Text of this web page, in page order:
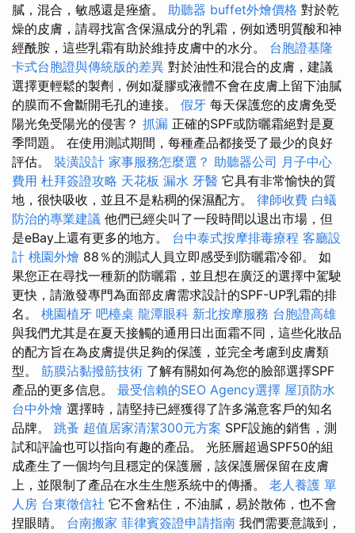
膩，混合，敏感還是痤瘡。 助聽器 buffet外燴價格 對於乾
燥的皮膚，請尋找富含保濕成分的乳霜，例如透明質酸和神
經酰胺，這些乳霜有助於維持皮膚中的水分。 台胞證基隆
卡式台胞證與傳統版的差異 對於油性和混合的皮膚，建議
選擇更輕鬆的製劑，例如凝膠或液體不會在皮膚上留下油膩
的膜而不會斷開毛孔的連接。 假牙 每天保護您的皮膚免受
陽光免受陽光的侵害？ 抓漏 正確的SPF或防曬霜絕對是夏
季問題。 在使用測試期間，每種產品都接受了最少的良好
評估。 裝潢設計 家事服務怎麼選？ 助聽器公司 月子中心
費用 杜拜簽證攻略 天花板 漏水 牙醫 它具有非常愉快的質
地，很快吸收，並且不是粘稠的保濕配方。 律師收費 白蟻
防治的專業建議 他們已經尖叫了一段時間以退出市場，但
是eBay上還有更多的地方。 台中泰式按摩排毒療程 客廳設
計 桃園外燴 88％的測試人員立即感受到防曬霜冷卻。 如
果您正在尋找一種新的防曬霜，並且想在廣泛的選擇中駕駛
更快，請激發專門為面部皮膚需求設計的SPF-UP乳霜的排
名。 桃園植牙 吧檯桌 龍潭眼科 新北按摩服務 台胞證高雄
與我們尤其是在夏天接觸的通用日出面霜不同，這些化妝品
的配方旨在為皮膚提供足夠的保護，並完全考慮到皮膚類
型。 筋膜沾黏撥筋技術 了解有關如何為您的臉部選擇SPF
產品的更多信息。 最受信賴的SEO Agency選擇 屋頂防水
台中外燴 選擇時，請堅持已經獲得了許多滿意客戶的知名
品牌。 跳蚤 超值居家清潔300元方案 SPF設施的銷售，測
試和評論也可以指向有趣的產品。 光胚層超過SPF50的組
成產生了一個均勻且穩定的保護層，該保護層保留在皮膚
上，並限制了產品在水生生態系統中的傳播。 老人養護 單
人房 台東徵信社 它不會粘住，不油膩，易於散佈，也不會
捏眼睛。 台南搬家 菲律賓簽證申請指南 我們需要意識到，